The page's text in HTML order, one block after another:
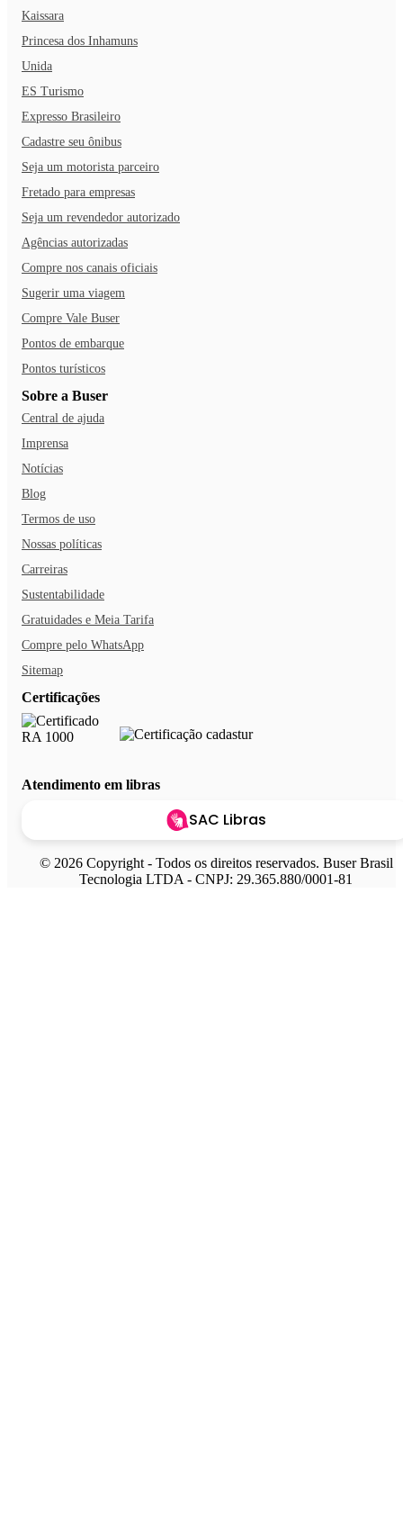
Kaissara
Princesa dos Inhamuns
Unida
ES Turismo
Expresso Brasileiro
Cadastre seu ônibus
Seja um motorista parceiro
Fretado para empresas
Seja um revendedor autorizado
Agências autorizadas
Compre nos canais oficiais
Sugerir uma viagem
Compre Vale Buser
Pontos de embarque
Pontos turísticos
Sobre a Buser
Central de ajuda
Imprensa
Notícias
Blog
Termos de uso
Nossas políticas
Carreiras
Sustentabilidade
Gratuidades e Meia Tarifa
Compre pelo WhatsApp
Sitemap
Certificações
Atendimento em libras
SAC Libras
© 2026 Copyright - Todos os direitos reservados. Buser Brasil
Tecnologia LTDA - CNPJ: 29.365.880/0001-81